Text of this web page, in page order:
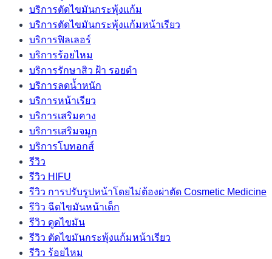
บริการตัดไขมันกระพุ้งแก้ม
บริการตัดไขมันกระพุ้งแก้มหน้าเรียว
บริการฟิลเลอร์
บริการร้อยไหม
บริการรักษาสิว ฝ้า รอยดำ
บริการลดน้ำหนัก
บริการหน้าเรียว
บริการเสริมคาง
บริการเสริมจมูก
บริการโบทอกส์
รีวิว
รีวิว HIFU
รีวิว การปรับรูปหน้าโดยไม่ต้องผ่าตัด Cosmetic Medicine
รีวิว ฉีดไขมันหน้าเด็ก
รีวิว ดูดไขมัน
รีวิว ตัดไขมันกระพุ้งแก้มหน้าเรียว
รีวิว ร้อยไหม